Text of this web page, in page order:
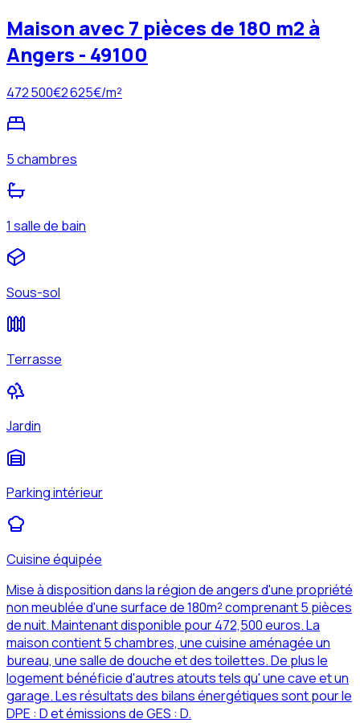
Maison avec 7 pièces de 180 m2 à
Angers - 49100
472 500€2 625€/m²
5 chambres
1 salle de bain
Sous-sol
Terrasse
Jardin
Parking intérieur
Cuisine équipée
Mise à disposition dans la région de angers d'une propriété
non meublée d'une surface de 180m² comprenant 5 pièces
de nuit. Maintenant disponible pour 472,500 euros. La
maison contient 5 chambres, une cuisine aménagée un
bureau, une salle de douche et des toilettes. De plus le
logement bénéficie d'autres atouts tels qu' une cave et un
garage. Les résultats des bilans énergétiques sont pour le
DPE : D et émissions de GES : D.